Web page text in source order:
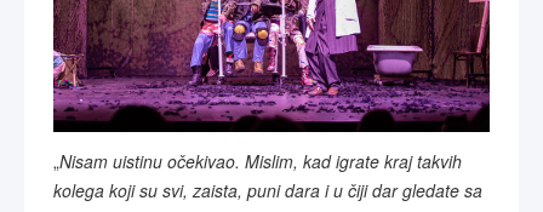
„Nisam uistinu očekivao. Mislim, kad igrate kraj takvih
kolega koji su svi, zaista, puni dara i u čiji dar gledate sa